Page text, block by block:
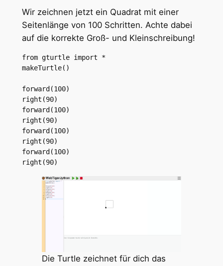
Wir zeichnen jetzt ein Quadrat mit einer
Seitenlänge von 100 Schritten. Achte dabei
auf die korrekte Groß- und Kleinschreibung!
from gturtle import *
makeTurtle()
forward(100)
right(90)
forward(100)
right(90)
forward(100)
right(90)
forward(100)
right(90)
Die Turtle zeichnet für dich das